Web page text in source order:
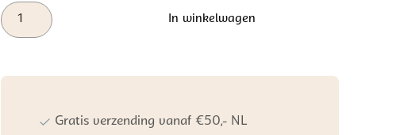
Tapis
Petit
aantal
In winkelwagen
Gratis verzending vanaf €50,- NL